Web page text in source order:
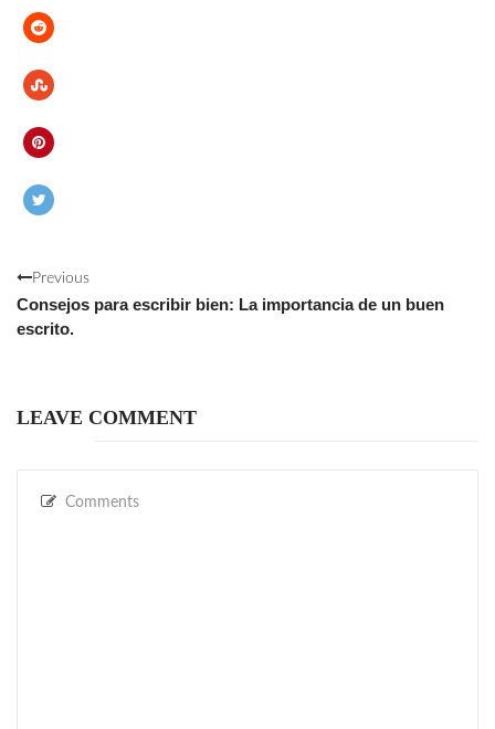
Previous
Consejos para escribir bien: La importancia de un buen
escrito.
LEAVE COMMENT